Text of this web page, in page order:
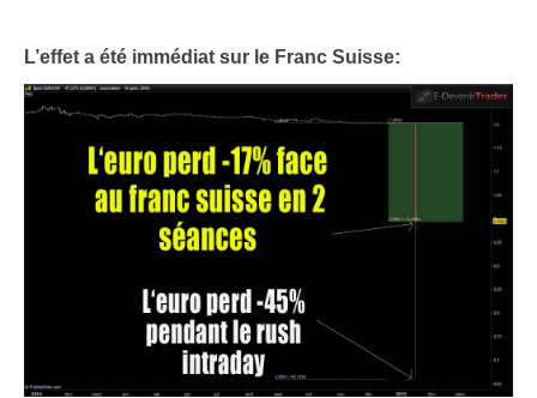
L’effet a été immédiat sur le Franc Suisse: